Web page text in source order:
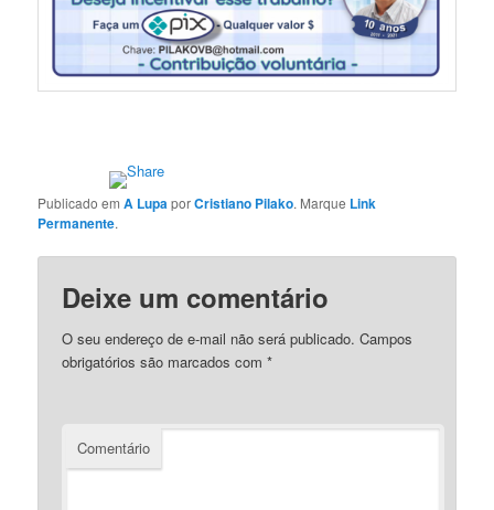
Publicado emA LupaporCristiano Pilako. Marque Link
Permanente.
Deixe um comentário
O seu endereço de e-mail não será publicado. Campos
obrigatórios são marcados com*
Comentário